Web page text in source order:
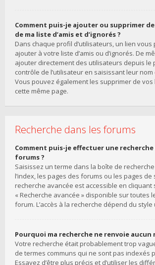
Comment puis-je ajouter ou supprimer
de ma liste d’amis et d’ignorés ?
Dans chaque profil d’utilisateurs, un lien vous
ajouter à votre liste d’amis ou d’ignorés. De
ajouter directement des utilisateurs depuis le
contrôle de l’utilisateur en saisissant leur nom
Vous pouvez également les supprimer de
cette même page.
Recherche dans les forums
Comment puis-je effectuer une
forums ?
Saisissez un terme dans la boîte de
l’index, les pages des forums ou les pages de
recherche avancée est accessible en cliquant
« Recherche avancée » disponible sur toutes
forum. L’accès à la recherche dépend du style
Pourquoi ma recherche ne renvoie aucun
Votre recherche était probablement trop
de termes communs qui ne sont pas indexés
Essayez d’être plus précis et d’utiliser les